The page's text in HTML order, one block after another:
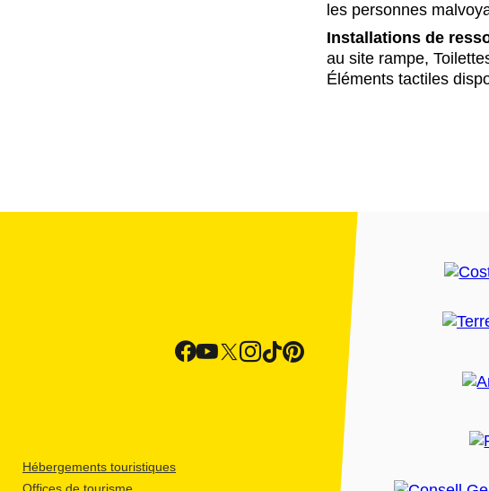
les personnes
Installations de
au site rampe,
Éléments tactiles
Hébergements touristiques